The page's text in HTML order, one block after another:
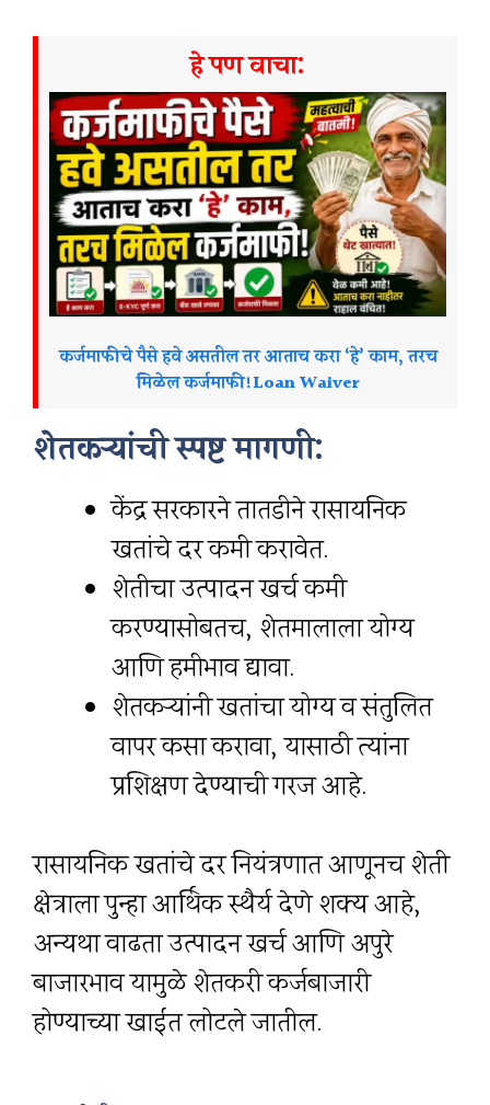
हे पण वाचा:
कर्जमाफीचे पैसे हवे असतील तर आताच करा ‘हे’ काम, तरच
मिळेल कर्जमाफी!Loan Waiver
शेतकऱ्यांची स्पष्ट मागणी:
केंद्र सरकारने तातडीने रासायनिक
खतांचे दर कमी करावेत.
शेतीचा उत्पादन खर्च कमी
करण्यासोबतच, शेतमालाला योग्य
आणि हमीभाव द्यावा.
शेतकऱ्यांनी खतांचा योग्य व संतुलित
वापर कसा करावा, यासाठी त्यांना
प्रशिक्षण देण्याची गरज आहे.
रासायनिक खतांचे दर नियंत्रणात आणूनच शेती
क्षेत्राला पुन्हा आर्थिक स्थैर्य देणे शक्य आहे,
अन्यथा वाढता उत्पादन खर्च आणि अपुरे
बाजारभाव यामुळे शेतकरी कर्जबाजारी
होण्याच्या खाईत लोटले जातील.